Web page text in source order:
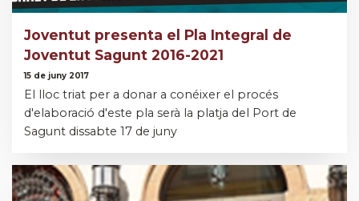
Joventut presenta el Pla Integral de
Joventut Sagunt 2016-2021
15 de juny 2017
El lloc triat per a donar a conéixer el procés
d'elaboració d'este pla serà la platja del Port de
Sagunt dissabte 17 de juny